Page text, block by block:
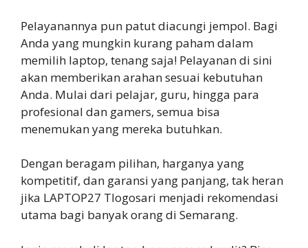
Pelayanannya pun patut diacungi jempol. Bagi
Anda yang mungkin kurang paham dalam
memilih laptop, tenang saja! Pelayanan di sini
akan memberikan arahan sesuai kebutuhan
Anda. Mulai dari pelajar, guru, hingga para
profesional dan gamers, semua bisa
menemukan yang mereka butuhkan.
Dengan beragam pilihan, harganya yang
kompetitif, dan garansi yang panjang, tak heran
jika LAPTOP27 Tlogosari menjadi rekomendasi
utama bagi banyak orang di Semarang.